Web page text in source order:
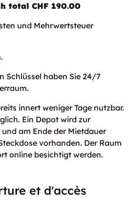
total CHF 190.00
und Mehrwertsteuer
Schlüssel haben Sie 24/7
innert weniger Tage nutzbar.
Ein Depot wird zur
am Ende der Mietdauer
vorhanden. Der Raum
online besichtigt werden.
et d'accès